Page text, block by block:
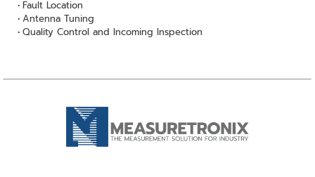
Fault Location
Antenna Tuning
Quality Control and Incoming Inspection